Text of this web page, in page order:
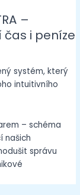
–
čas i peníze
systém, který
intuitivního
– schéma
našich
správu